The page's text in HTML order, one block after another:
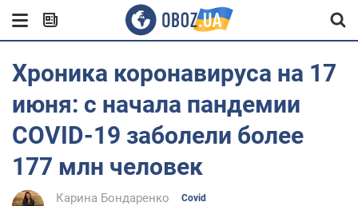
Хроника коронавируса на 17
июня: с начала пандемии
COVID-19 заболели более
177 млн человек
Карина Бондаренко Covid